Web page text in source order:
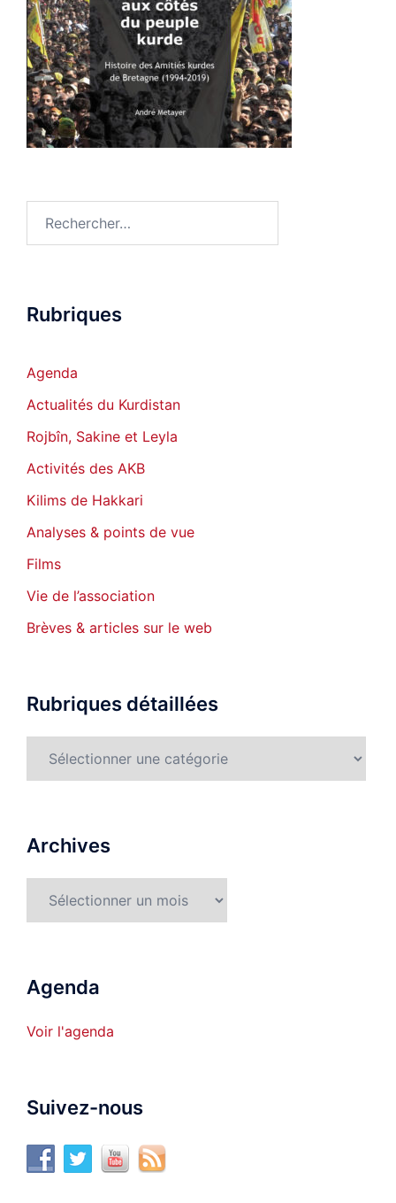
Rubriques
Agenda
Actualités du Kurdistan
Rojbîn, Sakine et Leyla
Activités des AKB
Kilims de Hakkari
Analyses & points de vue
Films
Vie de l’association
Brèves & articles sur le web
Rubriques détaillées
Archives
Agenda
Voir l'agenda
Suivez-nous